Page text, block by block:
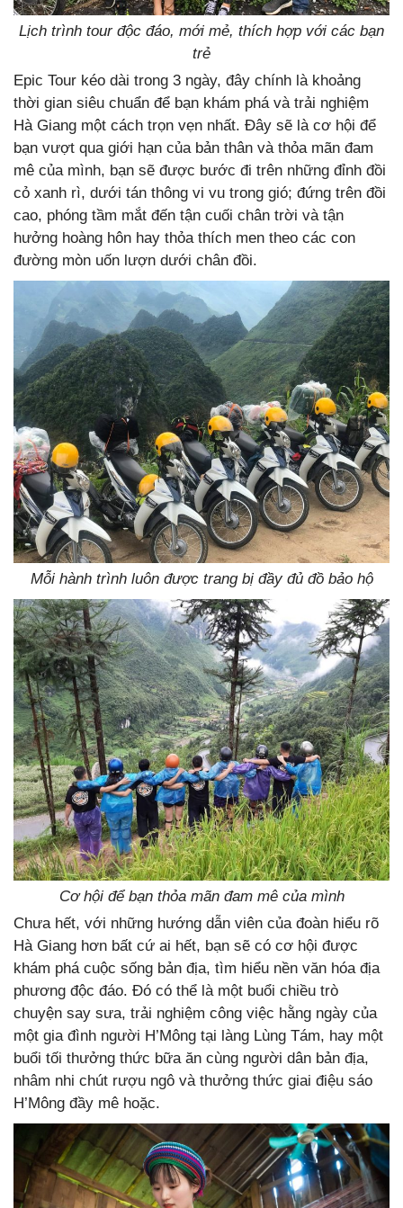
Lịch trình tour độc đáo, mới mẻ, thích hợp với các bạn
trẻ
Epic Tour kéo dài trong 3 ngày, đây chính là khoảng
thời gian siêu chuẩn để bạn khám phá và trải nghiệm
Hà Giang một cách trọn vẹn nhất. Đây sẽ là cơ hội để
bạn vượt qua giới hạn của bản thân và thỏa mãn đam
mê của mình, bạn sẽ được bước đi trên những đỉnh đồi
cỏ xanh rì, dưới tán thông vi vu trong gió; đứng trên đồi
cao, phóng tầm mắt đến tận cuối chân trời và tận
hưởng hoàng hôn hay thỏa thích men theo các con
đường mòn uốn lượn dưới chân đồi.
Mỗi hành trình luôn được trang bị đầy đủ đồ bảo hộ
Cơ hội để bạn thỏa mãn đam mê của mình
Chưa hết, với những hướng dẫn viên của đoàn hiểu rõ
Hà Giang hơn bất cứ ai hết, bạn sẽ có cơ hội được
khám phá cuộc sống bản địa, tìm hiểu nền văn hóa địa
phương độc đáo. Đó có thể là một buổi chiều trò
chuyện say sưa, trải nghiệm công việc hằng ngày của
một gia đình người H’Mông tại làng Lùng Tám, hay một
buổi tối thưởng thức bữa ăn cùng người dân bản địa,
nhâm nhi chút rượu ngô và thưởng thức giai điệu sáo
H’Mông đầy mê hoặc.